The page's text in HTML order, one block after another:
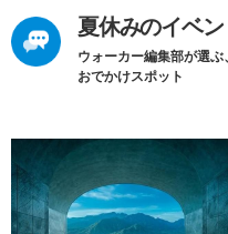
夏休みのイベ
ウォーカー編集部が選
おでかけスポット